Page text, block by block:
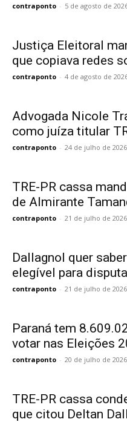
contraponto - 5 de agosto de
Justiça Eleitoral
que copiava redes
contraponto - 4 de agosto de
Advogada Nicole
como juíza titular
contraponto - 24 de julho de
TRE-PR cassa
de Almirante
contraponto - 21 de julho de
Dallagnol quer
elegível para
contraponto - 21 de julho de
Paraná tem
votar nas Eleições
contraponto - 20 de julho de 2026
TRE-PR cassa
que citou Deltan